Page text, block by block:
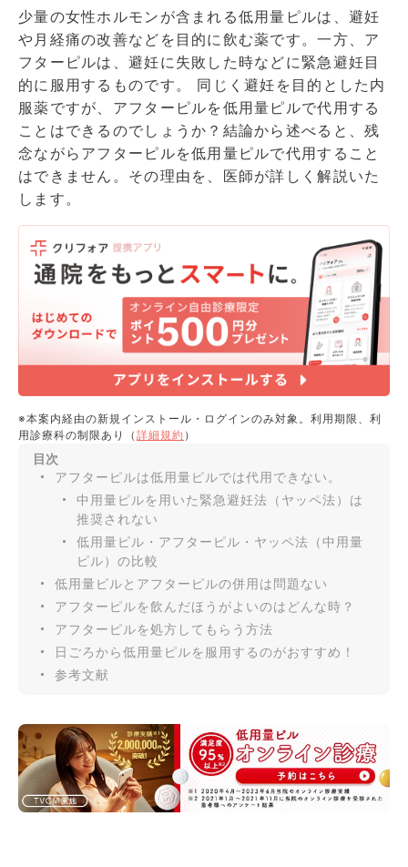
す。
資格
・産婦人科専門医
・母体保護法指定医
・日本医師会認定 産業医
所属学会
・日本産科婦人科学会
・日本生殖医学会
少量の女性ホルモンが含まれる低用量ピルは、避妊
や月経痛の改善などを目的に飲む薬です。一方、ア
フターピルは、避妊に失敗した時などに緊急避妊目
的に服用するものです。 同じく避妊を目的とした内
服薬ですが、アフターピルを低用量ピルで代用する
ことはできるのでしょうか？結論から述べると、残
念ながらアフターピルを低用量ピルで代用すること
はできません。その理由を、医師が詳しく解説いた
します。
※本案内経由の新規インストール・ログインのみ対象。利用期限、利
用診療科の制限あり（ 詳細規約 ）
目次
アフターピルは低用量ピルでは代用できない。
中用量ピルを用いた緊急避妊法（ヤッペ法）は
推奨されない
低用量ピル・アフターピル・ヤッペ法（中用量
ピル）の比較
低用量ピルとアフターピルの併用は問題ない
アフターピルを飲んだほうがよいのはどんな時？
アフターピルを処方してもらう方法
日ごろから低用量ピルを服用するのがおすすめ！
参考文献